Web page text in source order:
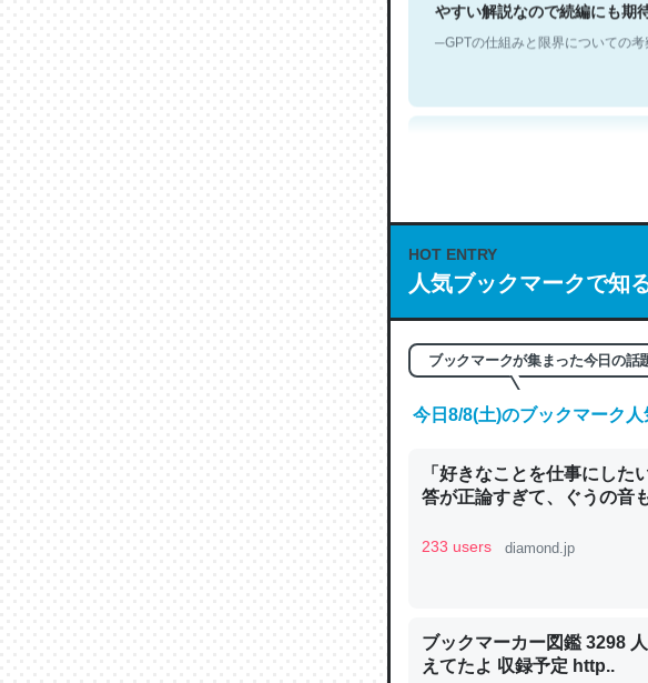
─GPTの仕組みと限界についての考
─GPTの仕組みと限界についての考
これは良記事。32768トーク
の伏線」は回収されないけど
やすく強くなりそう
昆虫ってカルシウム少ないの
─ニュース :: 【研究発表】昆虫学
HOT ENTRY
人気ブックマークで知
ブックマークが集まった今日の話
今日8/8(土)のブックマーク人
「好きなことを仕事にした
答が正論すぎて、ぐうの音
233 users diamond.jp
ブックマーカー図鑑 3298
えてたよ 収録予定 http..